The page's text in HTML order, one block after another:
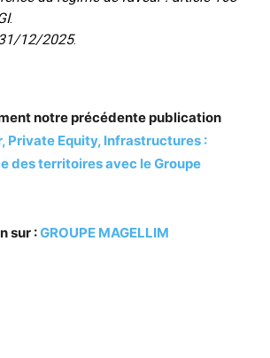
.
12/2025.
notre précédente publication
Private Equity, Infrastructures :
des territoires avec le Groupe
sur :GROUPE MAGELLIM